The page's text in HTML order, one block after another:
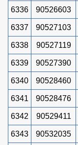
6336 90526603
6337 90527103
6338 90527119
6339 90527390
6340 90528460
6341 90528476
6342 90529411
6343 90532035